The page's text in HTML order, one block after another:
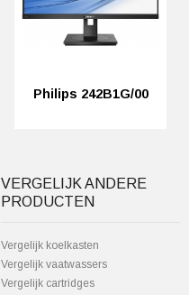
Philips 242B1G/00
VERGELIJK ANDERE
PRODUCTEN
Vergelijk koelkasten
Vergelijk vaatwassers
Vergelijk cartridges